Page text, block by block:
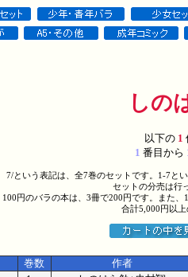
しの
以下の1
1 番目から
7/という表記は、全7巻のセットです。1-7と
セットの分売は行
100円のバラの本は、3冊で200円です。また
合計5,000円以
巻数
作者